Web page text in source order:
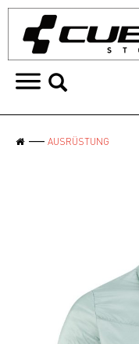
AUSRÜSTUNG